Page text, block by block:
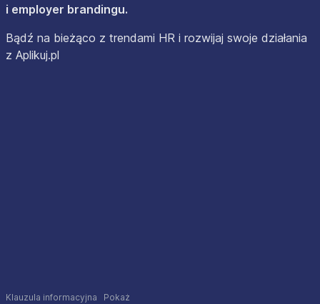
i employer brandingu.
Bądź na bieżąco z trendami HR i rozwijaj swoje działania
z Aplikuj.pl
Klauzula informacyjna Pokaż